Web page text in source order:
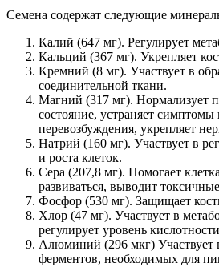
Семена содержат следующие
Калий (647 мг). Регулирует
Кальций (367 мг). Укрепляет
Кремний (8 мг). Участвует в
соединительной ткани.
Магний (317 мг). Нормализует
состояние, устраняет симптомы
перевозбуждения, укрепляет
Натрий (160 мг). Участвует в
и роста клеток.
Сера (207,8 мг). Помогает
развиваться, выводит
Фосфор (530 мг). Защищает
Хлор (47 мг). Участвует в
регулирует уровень
Алюминий (296 мкг) Участвует
ферментов, необходимых для